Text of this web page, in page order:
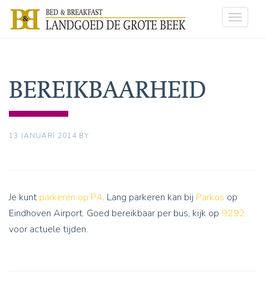
Toggle
BEREIKBAARHEID
13 JANUARI 2014 BY
Je kunt parkeren op P4. Lang parkeren kan bij Parkos op
Eindhoven Airport. Goed bereikbaar per bus, kijk op 9292
voor actuele tijden.